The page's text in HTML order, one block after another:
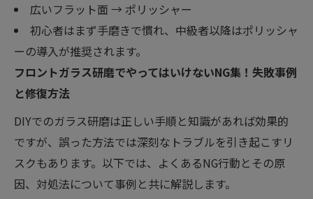
広いフラット面 → ポリッシャー
初心者はまず手磨きで慣れ、中級者以降はポリッシャ
ーの導入が推奨されます。
フロントガラス研磨でやってはいけないNG集！失敗事例
と修復方法
DIYでのガラス研磨は正しい手順と知識があれば効果的
ですが、誤った方法では深刻なトラブルを引き起こすリ
スクもあります。以下では、よくあるNG行動とその原
因、対処法について事例と共に解説します。